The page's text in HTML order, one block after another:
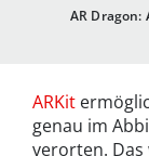
AR
ARKit
genau im
verorten.